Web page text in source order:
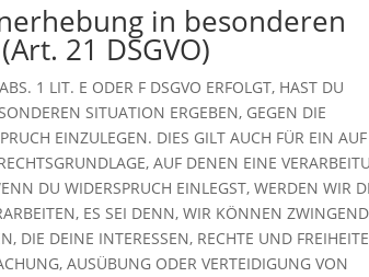
in besonderen
21 DSGVO)
1 LIT. E ODER F DSGVO ERFOLGT, HAST DU
SITUATION ERGEBEN, GEGEN DIE
EINZULEGEN. DIES GILT AUCH FÜR EIN AUF
AUF DENEN EINE
DU WIDERSPRUCH EINLEGST, WERDEN WIR
ES SEI DENN, WIR KÖNNEN
DIE DEINE INTERESSEN, RECHTE UND
AUSÜBUNG ODER VERTEIDIGUNG VON